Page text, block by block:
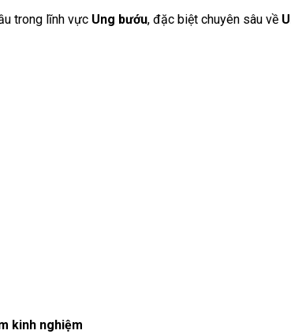
trong lĩnh vực Ung bướu, đặc biệt chuyên sâu về
kinh nghiệm